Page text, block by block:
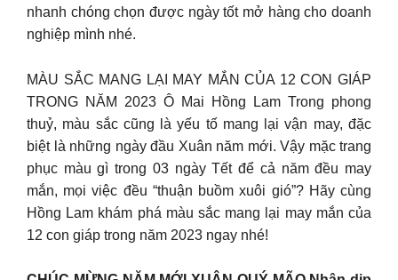
nhanh chóng chọn được ngày tốt mở hàng cho doanh
nghiệp mình nhé.
MÀU SẮC MANG LẠI MAY MẮN CỦA 12 CON GIÁP
TRONG NĂM 2023 Ô Mai Hồng Lam Trong phong
thuỷ, màu sắc cũng là yếu tố mang lại vận may, đặc
biệt là những ngày đầu Xuân năm mới. Vậy mặc trang
phục màu gì trong 03 ngày Tết để cả năm đều may
mắn, mọi việc đều “thuận buồm xuôi gió”? Hãy cùng
Hồng Lam khám phá màu sắc mang lại may mắn của
12 con giáp trong năm 2023 ngay nhé!